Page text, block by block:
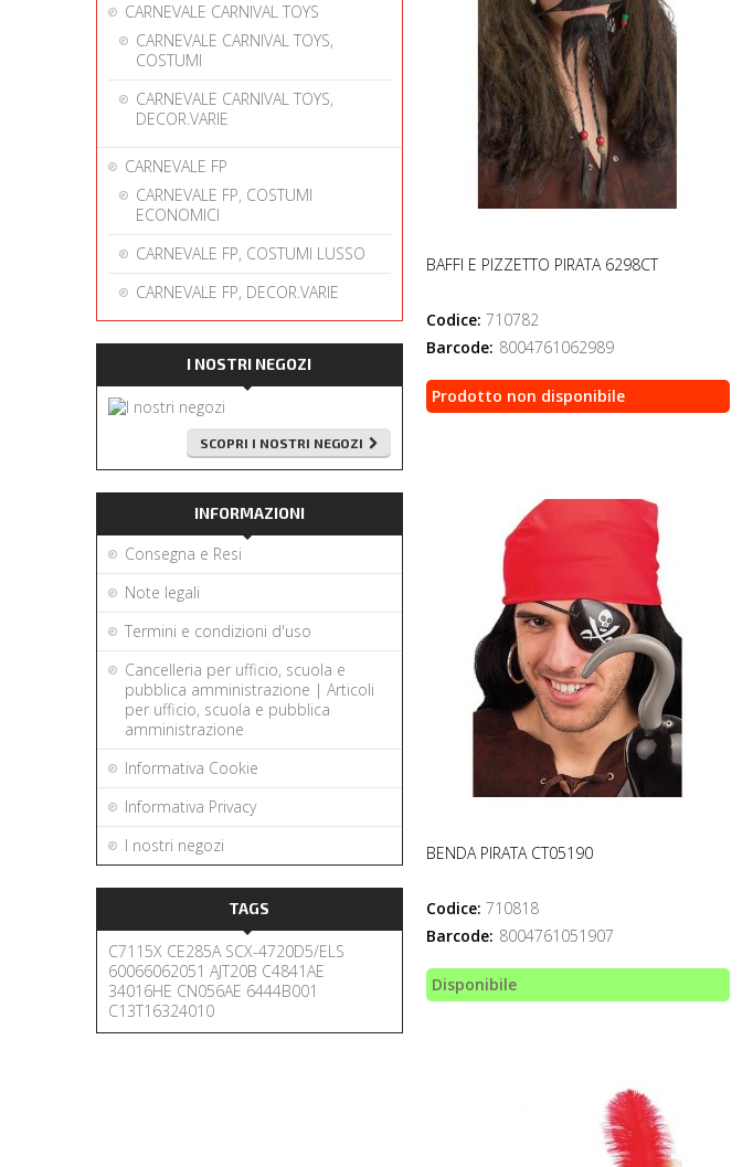
CARNEVALE CARNIVAL TOYS
CARNEVALE CARNIVAL TOYS,
COSTUMI
CARNEVALE CARNIVAL TOYS,
DECOR.VARIE
CARNEVALE FP
CARNEVALE FP, COSTUMI
ECONOMICI
CARNEVALE FP, COSTUMI LUSSO
CARNEVALE FP, DECOR.VARIE
I NOSTRI NEGOZI
SCOPRI I NOSTRI NEGOZI
INFORMAZIONI
Consegna e Resi
Note legali
Termini e condizioni d'uso
Cancelleria per ufficio, scuola e
pubblica amministrazione | Articoli
per ufficio, scuola e pubblica
amministrazione
Informativa Cookie
Informativa Privacy
I nostri negozi
TAGS
C7115X CE285A SCX-4720D5/ELS
60066062051 AJT20B C4841AE
34016HE CN056AE 6444B001
C13T16324010
BAFFI E PIZZETTO PIRATA 6298CT
Codice: 710782
Barcode: 8004761062989
Prodotto non disponibile
BENDA PIRATA CT05190
Codice: 710818
Barcode: 8004761051907
Disponibile